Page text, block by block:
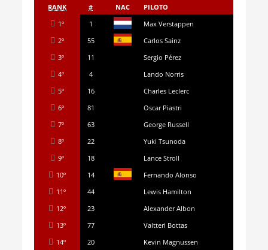
RANK # NAC
PILOTO
1º
1
Max Verstappen
2º
55
Carlos Sainz
3º
11
Sergio Pérez
4º
4
Lando Norris
5º
16
Charles Leclerc
6º
81
Oscar Piastri
7º
63
George Russell
8º
22
Yuki Tsunoda
9º
18
Lance Stroll
10º
14
Fernando Alonso
11º
44
Lewis Hamilton
12º
23
Alexander Albon
13º
77
Valtteri Bottas
14º
20
Kevin Magnussen